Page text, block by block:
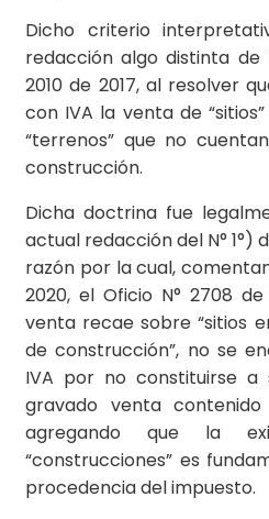
Dicho criterio
redacción algo distinta de
2010 de 2017, al resolver
con IVA la venta de
“terrenos” que no
construcción.
Dicha doctrina fue
actual redacción del N° 1°)
razón por la cual,
2020, el Oficio N° 2708
venta recae sobre “sitios
de construcción”, no se
IVA por no constituirse
gravado venta
agregando que la
“construcciones” es
procedencia del impuesto.